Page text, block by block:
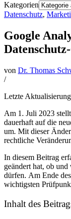
Kategorien
Datenschutz,
Google
von Dr. Thomas
/
Letzte
Am 1. Juli 2023
dauerhaft auf die
um. Mit dieser
rechtliche
In diesem Beitrag
geändert hat, ob
dürfen. Am Ende
wichtigsten
Inhalt des